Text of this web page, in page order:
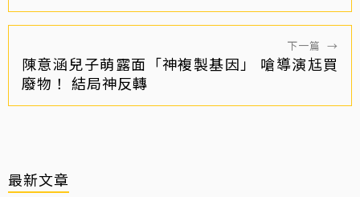
下一篇 →
陳意涵兒子萌露面「神複製基因」 嗆導演尪買
廢物！ 結局神反轉
最新文章